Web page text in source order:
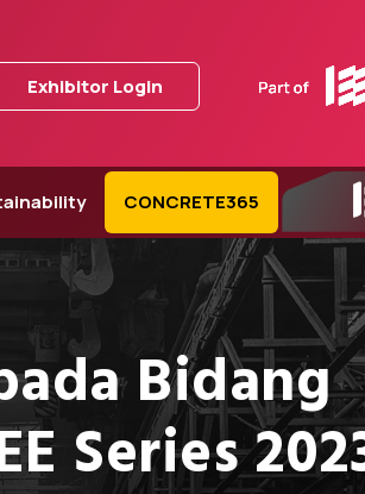
Exhibitor Login
CONCRETE365
IEE
Bidang
Series